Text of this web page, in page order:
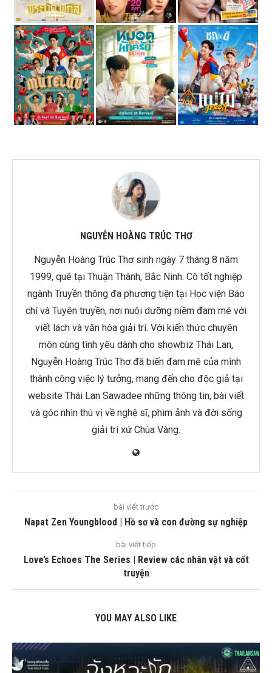
NGUYỄN HOÀNG TRÚC THƠ
Nguyễn Hoàng Trúc Thơ sinh ngày 7 tháng 8 năm
1999, quê tại Thuận Thành, Bắc Ninh. Cô tốt nghiệp
ngành Truyền thông đa phương tiện tại Học viện Báo
chí và Tuyên truyền, nơi nuôi dưỡng niềm đam mê với
viết lách và văn hóa giải trí. Với kiến thức chuyên
môn cùng tình yêu dành cho showbiz Thái Lan,
Nguyễn Hoàng Trúc Thơ đã biến đam mê của mình
thành công việc lý tưởng, mang đến cho độc giả tại
website Thái Lan Sawadee những thông tin, bài viết
và góc nhìn thú vị về nghệ sĩ, phim ảnh và đời sống
giải trí xứ Chùa Vàng.
bài viết trước
Napat Zen Youngblood | Hồ sơ và con đường sự nghiệp
bài viết tiếp
Love’s Echoes The Series | Review các nhân vật và cốt
truyện
YOU MAY ALSO LIKE